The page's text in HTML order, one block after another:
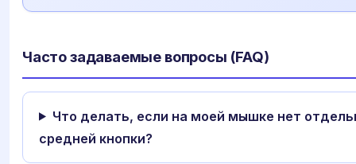
Часто задаваемые вопросы (FAQ)
Что делать, если на моей мышке нет
средней кнопки?